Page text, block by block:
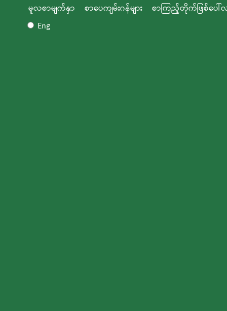
မူလစာမျက်နှာ စာပေကျမ်းဂန်များ
စာကြည့်တိုက်ဖြစ်ပေါ်
Eng